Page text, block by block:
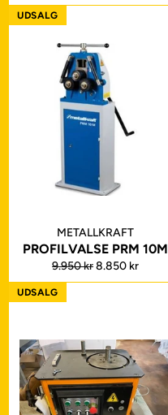
METALLKRAFT
PROFILVALSE PRM 10M
Normalpris
9.950 krUdsalgspris
8.850 kr
UDSALG
UDSALG